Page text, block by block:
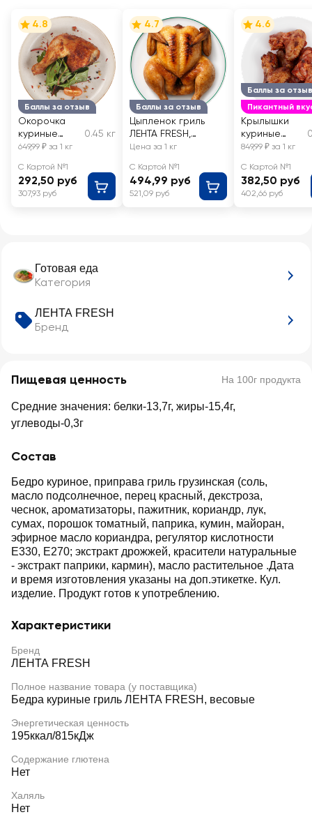
Готовая еда
Категория
ЛЕНТА FRESH
Бренд
Пищевая ценность На 100г продукта
Средние значения: белки-13,7г, жиры-15,4г,
углеводы-0,3г
Состав
Бедро куриное, приправа гриль грузинская (соль,
масло подсолнечное, перец красный, декстроза,
чеснок, ароматизаторы, пажитник, кориандр, лук,
сумах, порошок томатный, паприка, кумин, майоран,
эфирное масло кориандра, регулятор кислотности
Е330, Е270; экстракт дрожжей, красители натуральные
- экстракт паприки, кармин), масло растительное .Дата
и время изготовления указаны на доп.этикетке. Кул.
изделие. Продукт готов к употреблению.
Характеристики
Бренд
ЛЕНТА FRESH
Полное название товара (у поставщика)
Бедра куриные гриль ЛЕНТА FRESH, весовые
Энергетическая ценность
195ккал/815кДж
Содержание глютена
Нет
Халяль
Нет
Баллы за отзыв
4.8
Окорочка
куриные
гриль ЛЕНТА
весовые
0.45 кг
649,99 ₽ за 1 кг
С Картой №1
292,50 руб
307,93 руб
Баллы за отзыв
4.7
Цыпленок гриль
ЛЕНТА FRESH,
весовой
Цена за 1 кг
С Картой №1
494,99 руб
521,09 руб
Баллы за отзыв
Пикантный
4.6
Крылышки
куриные
гриль по-
ЛЕНТА FRESH,
весовые
849,99 ₽ за 1 кг
С Картой №1
382,50 руб
402,66 руб